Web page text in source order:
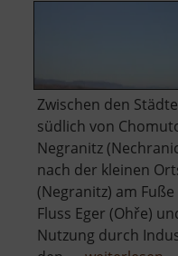
Zwischen den
südlich von
Negranitz
nach der kleinen
(Negranitz) am
Fluss Eger (Ohře)
Nutzung durch